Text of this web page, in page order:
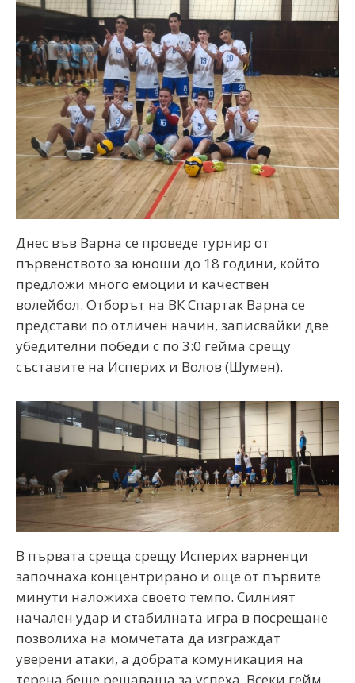
Днес във Варна се проведе турнир от
първенството за юноши до 18 години, който
предложи много емоции и качествен
волейбол. Отборът на ВК Спартак Варна се
представи по отличен начин, записвайки две
убедителни победи с по 3:0 гейма срещу
съставите на Исперих и Волов (Шумен).
В първата среща срещу Исперих варненци
започнаха концентрирано и още от първите
минути наложиха своето темпо. Силният
начален удар и стабилната игра в посрещане
позволиха на момчетата да изграждат
уверени атаки, а добрата комуникация на
терена беше решаваща за успеха. Всеки гейм